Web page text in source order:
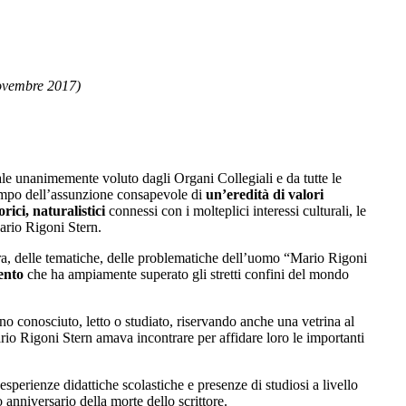
2017)
unanimemente voluto dagli Organi Collegiali e da tutte le
dell’assunzione consapevole di un’eredità di valori
naturalistici connessi con i molteplici interessi culturali, le
Rigoni Stern.
delle tematiche, delle problematiche dell’uomo “Mario Rigoni
che ha ampiamente superato gli stretti confini del mondo
conosciuto, letto o studiato, riservando anche una vetrina al
Rigoni Stern amava incontrare per affidare loro le importanti
didattiche scolastiche e presenze di studiosi a livello
della morte dello scrittore.